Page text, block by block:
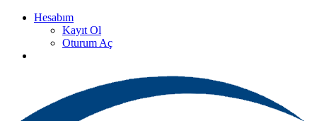
Hesabım
Kayıt Ol
Oturum Aç